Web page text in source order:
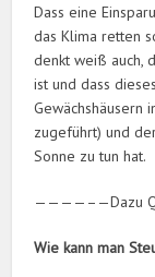
Dass eine
das Klima retten
denkt weiß auch,
ist und dass
Gewächshäusern
zugeführt) und
Sonne zu tun hat.
————–—Dazu Q
Wie kann man